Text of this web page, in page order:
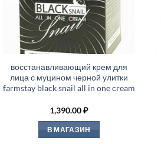
восстанавливающий крем для
лица с муцином черной улитки
farmstay black snail all in one cream
1,390.00₽
В МАГАЗИН